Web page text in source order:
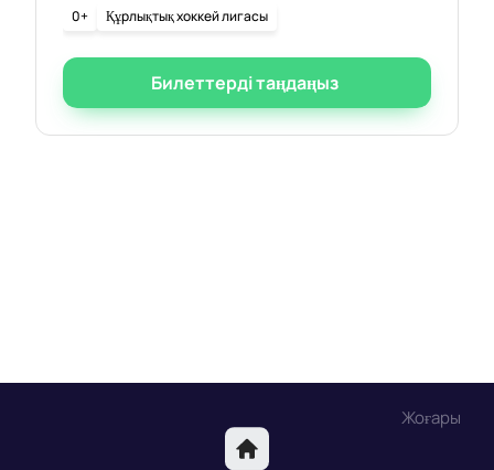
0+ Құрлықтық хоккей лигасы
Билеттерді таңдаңыз
Жоғары